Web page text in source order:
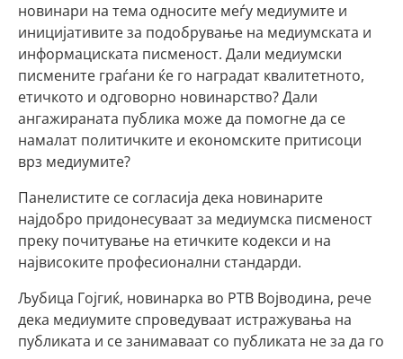
новинари на тема односите меѓу медиумите и
иницијативите за подобрување на медиумската и
информациската писменост. Дали медиумски
писмените граѓани ќе го наградат квалитетното,
етичкото и одговорно новинарство? Дали
ангажираната публика може да помогне да се
намалат политичките и економските притисоци
врз медиумите?
Панелистите се согласија дека новинарите
најдобро придонесуваат за медиумска писменост
преку почитување на етичките кодекси и на
највисоките професионални стандарди.
Љубица Гојгиќ, новинарка во РТВ Војводина, рече
дека медиумите спроведуваат истражувања на
публиката и се занимаваат со публиката не за да го